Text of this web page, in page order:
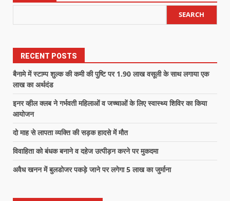
SEARCH
RECENT POSTS
बैनामे में स्टाम्प शुल्क की कमी की पुष्टि पर 1.90 लाख वसूली के साथ लगाया एक
लाख का अर्थदंड
इनर व्हील क्लब ने गर्भवती महिलाओं व जच्चाओं के लिए स्वास्थ्य शिविर का किया
आयोजन
दो माह से लापता व्यक्ति की सड़क हादसे में मौत
विवाहिता को बंधक बनाने व दहेज उत्पीड़न करने पर मुकदमा
अवैध खनन में बुलडोजर पकड़े जाने पर लगेगा 5 लाख का जुर्माना